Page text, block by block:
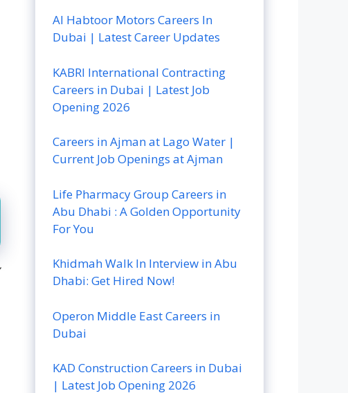
Al Habtoor Motors Careers In
Dubai | Latest Career Updates
KABRI International Contracting
Careers in Dubai | Latest Job
Opening 2026
Careers in Ajman at Lago Water |
Current Job Openings at Ajman
Life Pharmacy Group Careers in
Abu Dhabi : A Golden Opportunity
For You
Khidmah Walk In Interview in Abu
Dhabi: Get Hired Now!
Operon Middle East Careers in
Dubai
KAD Construction Careers in Dubai
| Latest Job Opening 2026